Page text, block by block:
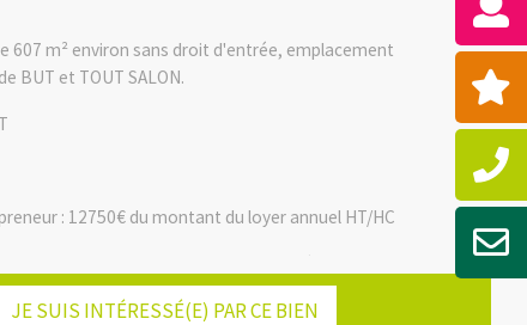
607 m² environ sans droit d'entrée, emplacement
BUT et TOUT SALON.
: 12750€ du montant du loyer annuel HT/HC
FacebookTwitterLinkedInEmail
JE SUIS INTÉRESSÉ(E) PAR CE BIEN